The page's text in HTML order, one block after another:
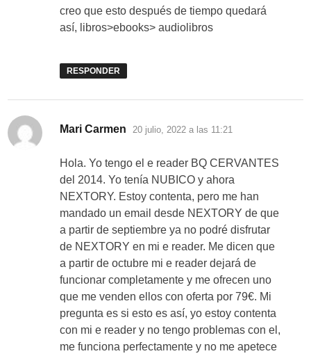
creo que esto después de tiempo quedará
así, libros>ebooks> audiolibros
RESPONDER
Mari Carmen dice:
20 julio, 2022 a las 11:21
Hola. Yo tengo el e reader BQ CERVANTES
del 2014. Yo tenía NUBICO y ahora
NEXTORY. Estoy contenta, pero me han
mandado un email desde NEXTORY de que
a partir de septiembre ya no podré disfrutar
de NEXTORY en mi e reader. Me dicen que
a partir de octubre mi e reader dejará de
funcionar completamente y me ofrecen uno
que me venden ellos con oferta por 79€. Mi
pregunta es si esto es así, yo estoy contenta
con mi e reader y no tengo problemas con el,
me funciona perfectamente y no me apetece